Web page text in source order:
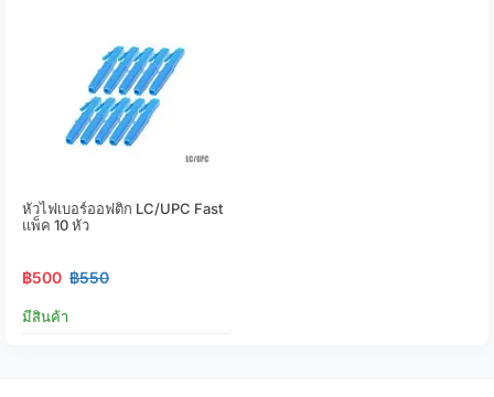
หัวไฟเบอร์ออฟติก LC/UPC Fast
แพ็ค 10 หัว
฿500 ฿550
มีสินค้า